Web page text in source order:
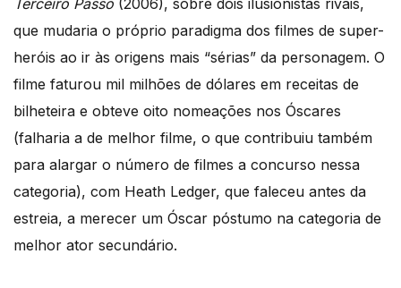
que mudaria o próprio paradigma dos filmes de super-
heróis ao ir às origens mais “sérias” da personagem. O
filme faturou mil milhões de dólares em receitas de
bilheteira e obteve oito nomeações nos Óscares
(falharia a de melhor filme, o que contribuiu também
para alargar o número de filmes a concurso nessa
categoria), com Heath Ledger, que faleceu antes da
estreia, a merecer um Óscar póstumo na categoria de
melhor ator secundário.